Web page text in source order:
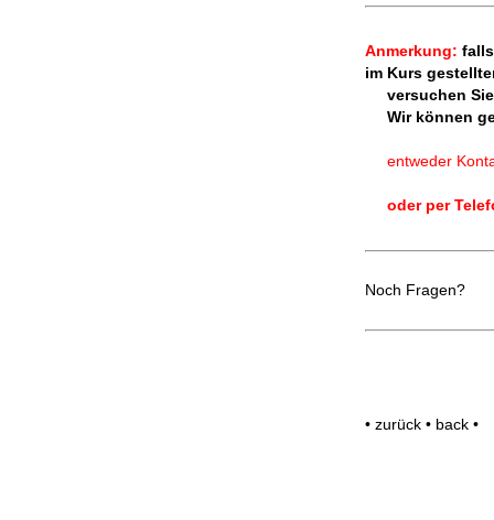
Anmerkung:
im Kurs
versuchen Sie
Wir können
entweder
oder per
Noch Fragen?
• zurück • back •